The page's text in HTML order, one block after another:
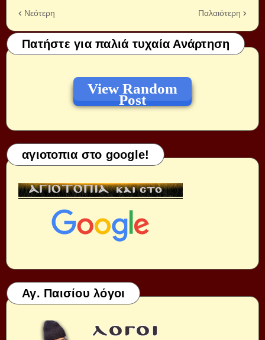
Νεότερη Παλαιότερη
Πατήστε για παλιά τυχαία Ανάρτηση
View Random
Post
αγιοτοπια στο google!
Αγ. Παισίου λόγοι